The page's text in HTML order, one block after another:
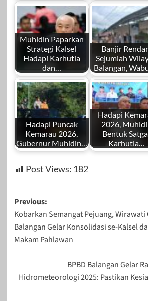
Muhidin Paparkan
Strategi Kalsel
Hadapi Karhutla
dan…
Banjir
Sejumlah
Balangan,
Hadapi Puncak
Kemarau 2026,
Gubernur Muhidin…
Hadapi
2026,
Bentuk
Karhutla…
Post Views: 182
Post
navigation
Previous:
Kobarkan Semangat Pejuang, Wirawati
Balangan Gelar Konsolidasi se-Kalsel
Makam Pahlawan
BPBD Balangan Gelar
Hidrometeorologi 2025: Pastikan